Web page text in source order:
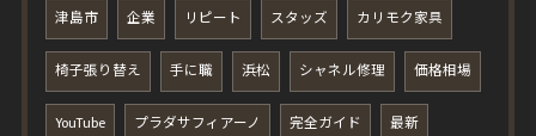
津島市 企業 リピート スタッズ カリモク家具
椅子張り替え 手に職 浜松 シャネル修理 価格相場
YouTube プラダサフィアーノ 完全ガイド 最新